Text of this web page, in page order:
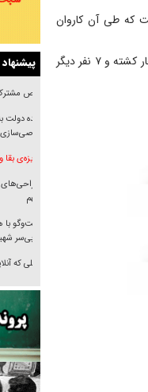
که طی آن کاروان
به گزارش ایرنا، رسانه‌های پاکستانی به نقل از منابع امنیتی گزارش دادند که ۹ نظامی در این انفجار کشته و ۷ نفر دیگر
رقص
دنده
خصوصی‌سازی
غریزه‌ی
با متهم
گفت‌وگو
پیکر بی‌سر
نسلی که
گفت‌وگو با
معنوی رهبر
راننده
همه آقای
قصه